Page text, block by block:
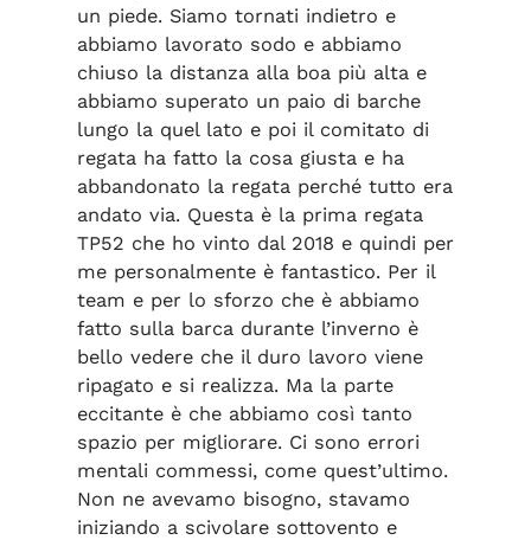
un piede. Siamo tornati indietro e
abbiamo lavorato sodo e abbiamo
chiuso la distanza alla boa più alta e
abbiamo superato un paio di barche
lungo la quel lato e poi il comitato di
regata ha fatto la cosa giusta e ha
abbandonato la regata perché tutto era
andato via. Questa è la prima regata
TP52 che ho vinto dal 2018 e quindi per
me personalmente è fantastico. Per il
team e per lo sforzo che è abbiamo
fatto sulla barca durante l’inverno è
bello vedere che il duro lavoro viene
ripagato e si realizza. Ma la parte
eccitante è che abbiamo così tanto
spazio per migliorare. Ci sono errori
mentali commessi, come quest’ultimo.
Non ne avevamo bisogno, stavamo
iniziando a scivolare sottovento e